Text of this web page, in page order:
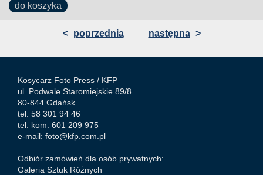
do koszyka
< poprzednia następna >
Kosycarz Foto Press / KFP
ul. Podwale Staromiejskie 89/8
80-844 Gdańsk
tel. 58 301 94 46
tel. kom. 601 209 975
e-mail: foto@kfp.com.pl
Odbiór zamówień dla osób prywatnych:
Galeria Sztuk Różnych